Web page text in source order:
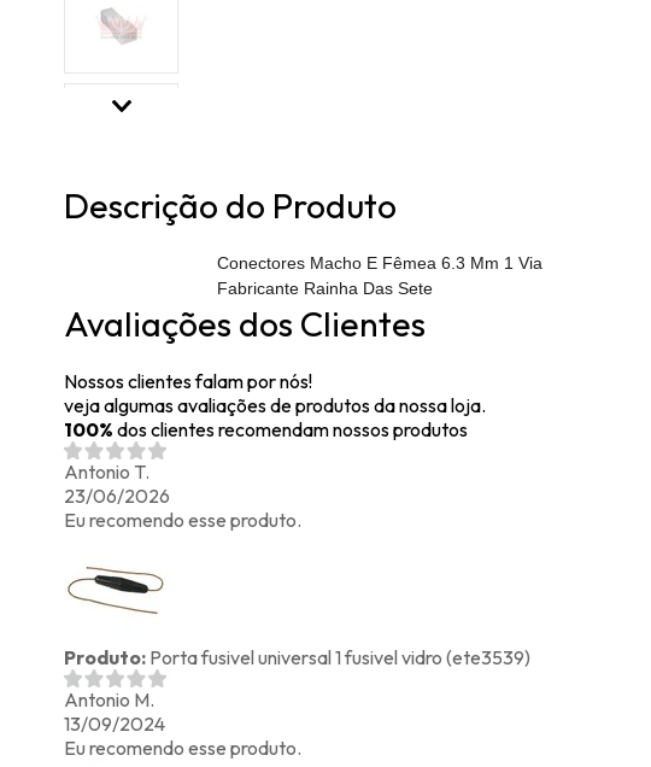
Descrição do Produto
Conectores Macho E Fêmea 6.3 Mm 1 Via
Fabricante Rainha Das Sete
Avaliações dos Clientes
Nossos clientes falam por nós!
veja algumas avaliações de produtos da nossa loja.
100% dos clientes recomendam nossos produtos
Antonio T.
23/06/2026
Eu recomendo esse produto.
Produto: Porta fusivel universal 1 fusivel vidro (ete3539)
Antonio M.
13/09/2024
Eu recomendo esse produto.